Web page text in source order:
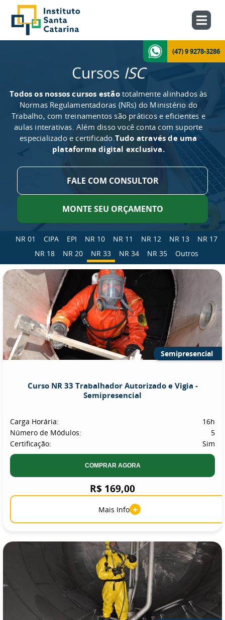
(47) 9 9278-3286
Cursos ISC
Todos os nossos cursos estãototalmente alinhados às
Normas Regulamentadoras (NRs) do Ministério do
Trabalho, com treinamentos são práticos e eficientes e
aulas interativas. Além disso você conta com suporte
especializado e certificado.Tudo através de uma
plataforma digital exclusiva.
FALE COM CONSULTOR
MONTE SEU ORÇAMENTO
NR 01 CIPA EPI NR 10 NR 11 NR 12 NR 13
NR 17
NR 18
NR 20 NR 33 NR 34 NR 35 Outros
Semipresencial
Curso NR 33 Trabalhador Autorizado e Vigia -
Semipresencial
Carga Horária:
16h
Número de Módulos:
5
Certificação:
Sim
COMPRAR AGORA
R$ 169,00
Mais Info +